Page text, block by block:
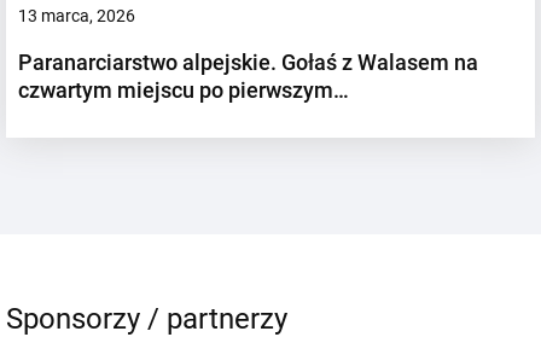
13 marca, 2026
Paranarciarstwo alpejskie. Gołaś z Walasem na
czwartym miejscu po pierwszym…
Sponsorzy / partnerzy